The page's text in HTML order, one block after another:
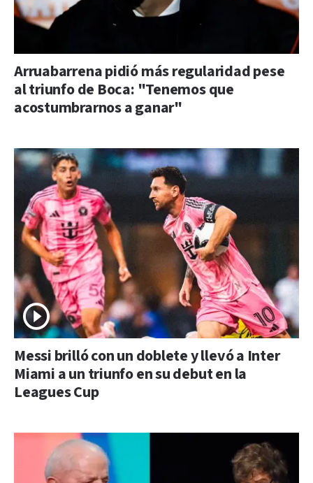
Arruabarrena pidió más regularidad pese
al triunfo de Boca: "Tenemos que
acostumbrarnos a ganar"
Messi brilló con un doblete y llevó a Inter
Miami a un triunfo en su debut en la
Leagues Cup